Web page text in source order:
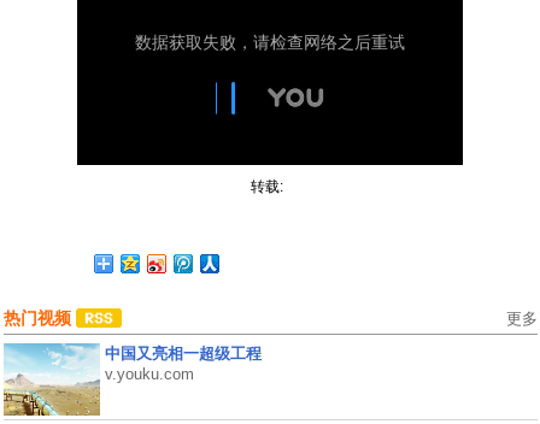
转载:
热门视频 更多
中国又亮相一超级工程
v.youku.com